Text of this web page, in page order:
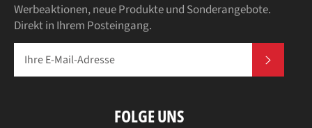
Werbeaktionen, neue Produkte und Sonderangebote.
Direkt in Ihrem Posteingang.
FOLGE UNS